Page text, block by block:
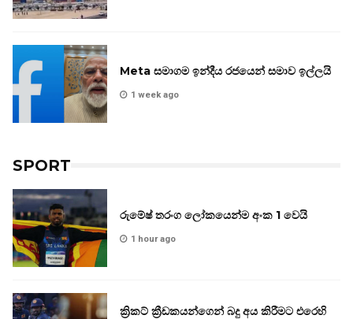
Meta සමාගම ඉන්දීය රජයෙන් සමාව ඉල්ලයි
1 week ago
SPORT
රුමේෂ් තරංග ලෝකයෙන්ම අංක 1 වෙයි
1 hour ago
ක්‍රිකට් ක්‍රීඩකයන්ගෙන් බදු අය කිරීමට එරෙහි